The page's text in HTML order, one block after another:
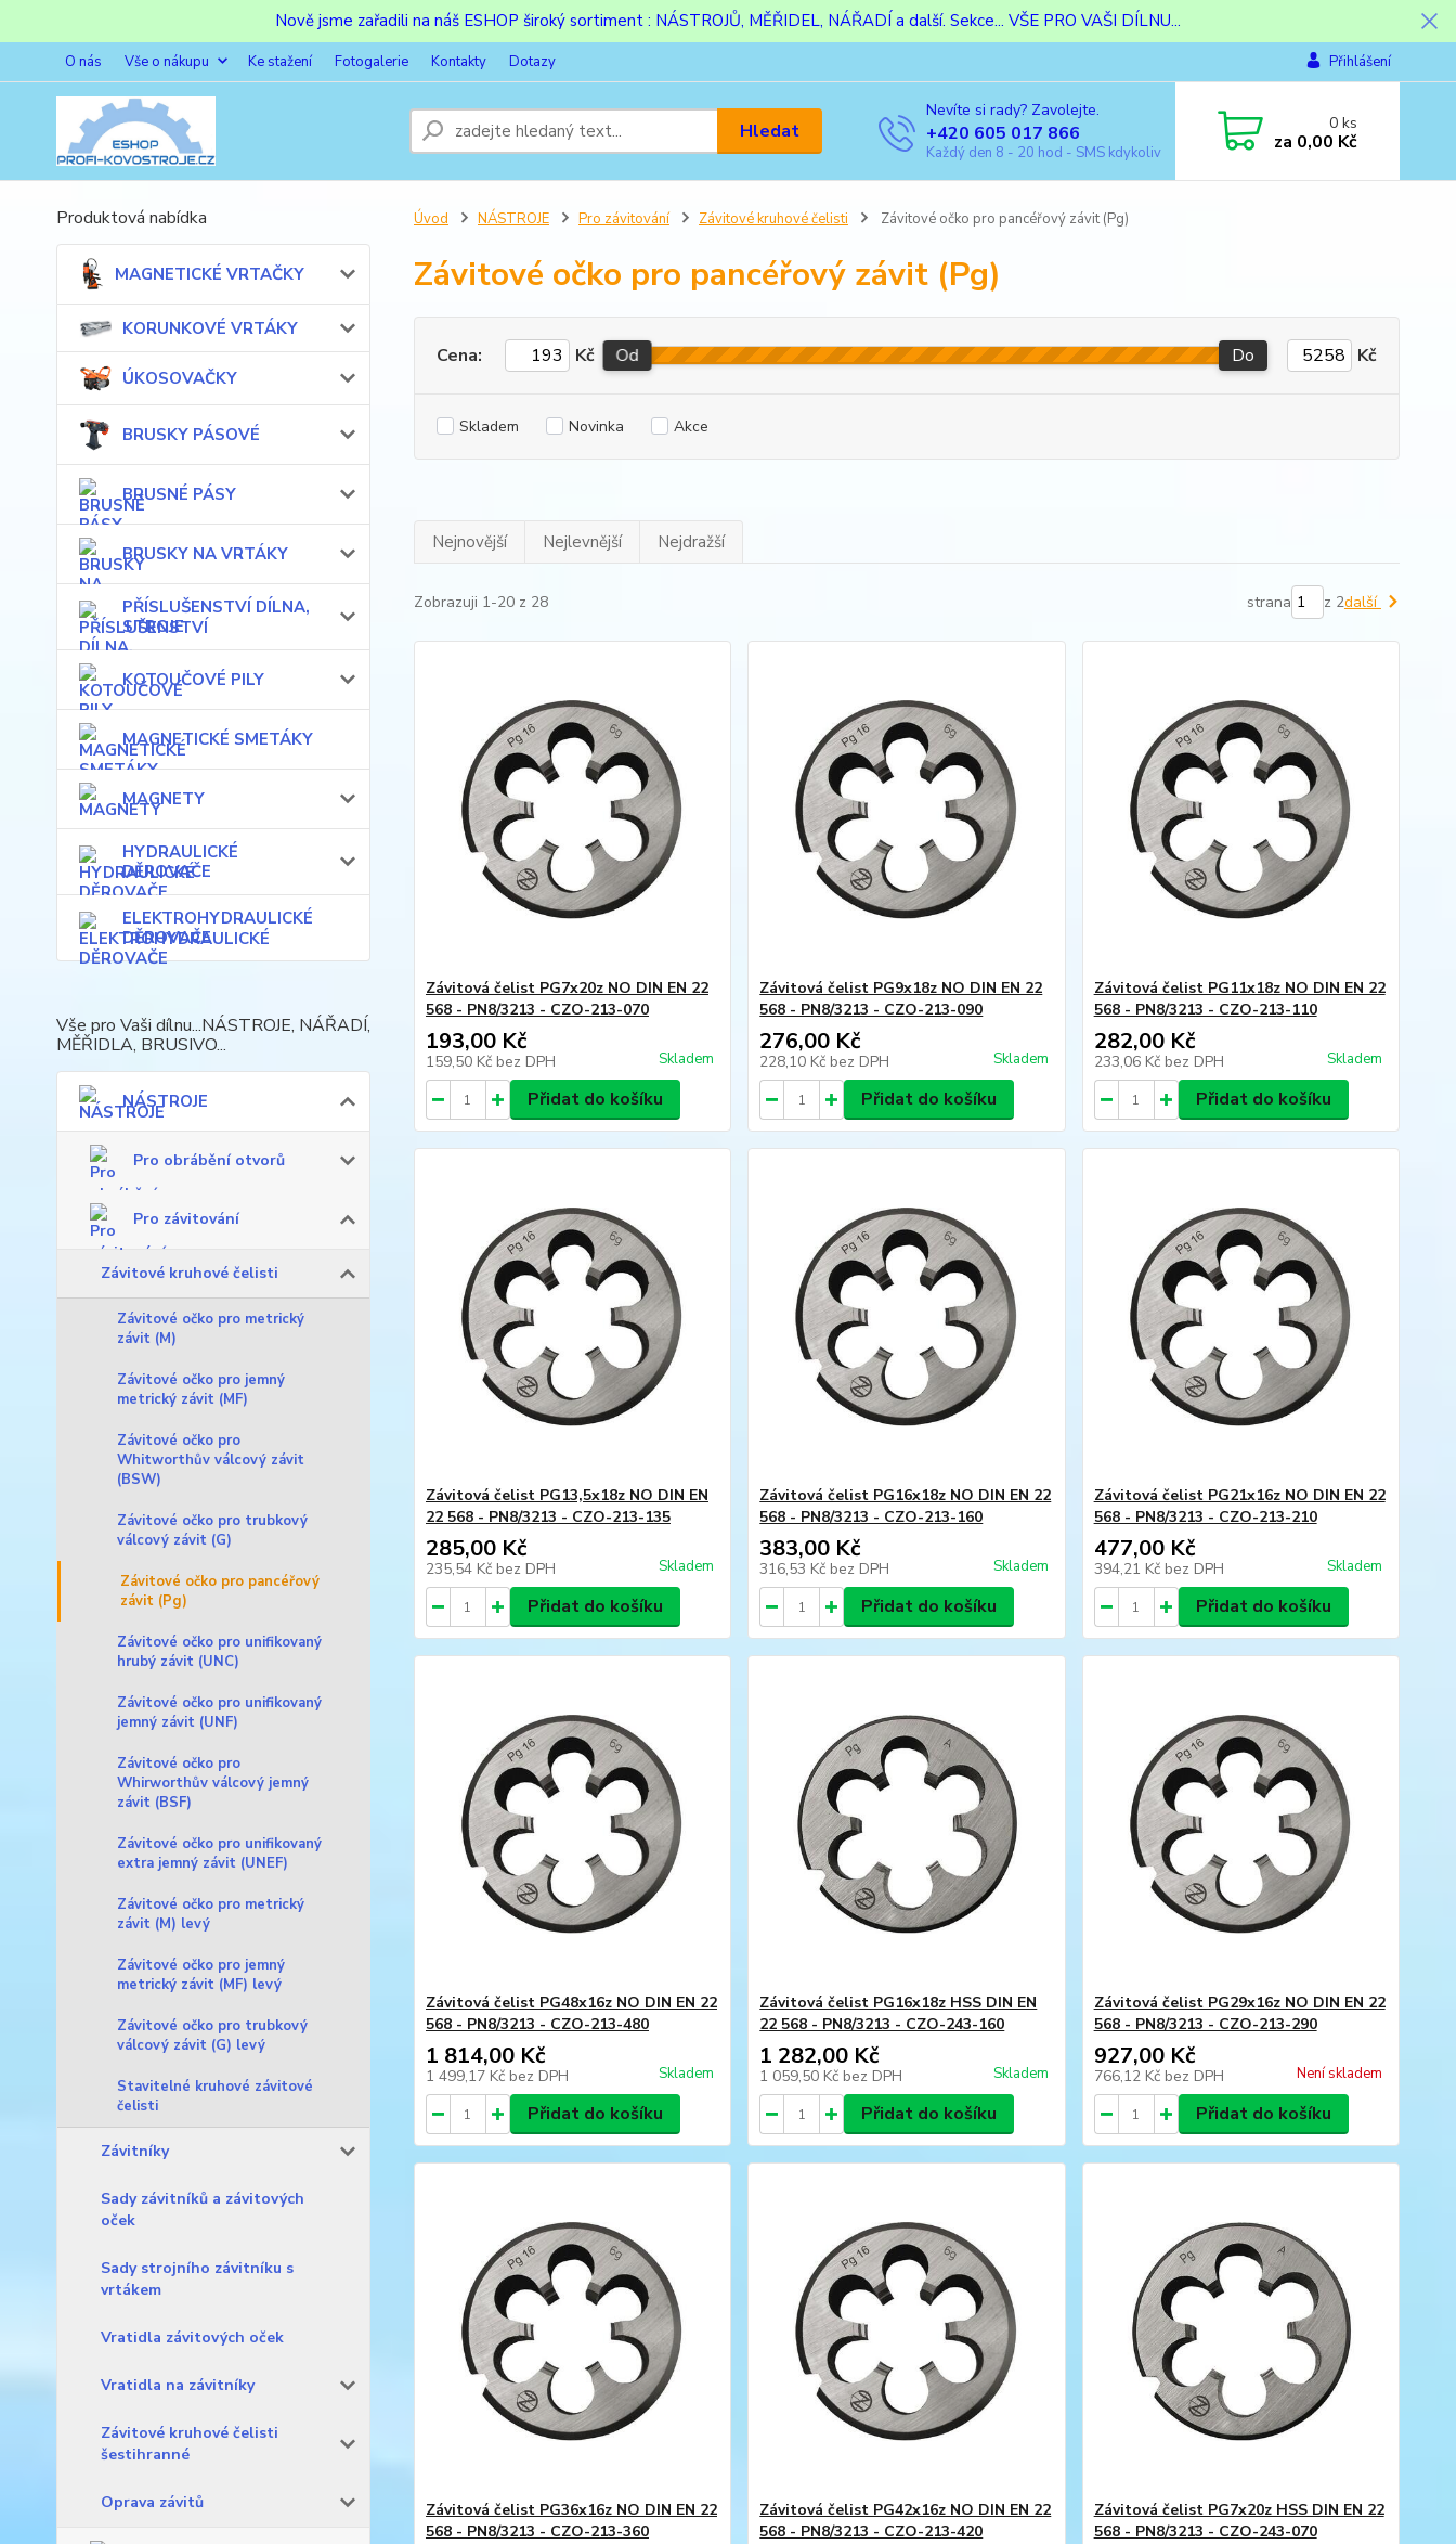
Nově jsme zařadili na náš ESHOP široký sortiment : NÁSTROJŮ, MĚŘIDEL, NÁŘADÍ a další. Sekce... VŠE PRO VAŠI DÍLNU...
O nás Vše o nákupu Ke stažení Fotogalerie Kontakty Dotazy Přihlášení
Hledat
Nevíte si rady? Zavolejte.
+420 605 017 866
Každý den 8 - 20 hod - SMS kdykoliv
0ks
za 0,00 Kč
Produktová nabídka
MAGNETICKÉ VRTAČKY
KORUNKOVÉ VRTÁKY
ÚKOSOVAČKY
BRUSKY PÁSOVÉ
BRUSNÉ PÁSY
BRUSKY NA VRTÁKY
PŘÍSLUŠENSTVÍ DÍLNA,
STROJE
KOTOUČOVÉ PILY
MAGNETICKÉ SMETÁKY
MAGNETY
HYDRAULICKÉ
DĚROVAČE
ELEKTROHYDRAULICKÉ
DĚROVAČE
Vše pro Vaši dílnu...NÁSTROJE, NÁŘADÍ,
MĚŘIDLA, BRUSIVO...
NÁSTROJE
Pro obrábění otvorů
Pro závitování
Závitové kruhové čelisti
Závitové očko pro metrický
závit (M)
Závitové očko pro jemný
metrický závit (MF)
Závitové očko pro
Whitworthův válcový závit
(BSW)
Závitové očko pro trubkový
válcový závit (G)
Závitové očko pro pancéřový
závit (Pg)
Závitové očko pro unifikovaný
hrubý závit (UNC)
Závitové očko pro unifikovaný
jemný závit (UNF)
Závitové očko pro
Whirworthův válcový jemný
závit (BSF)
Závitové očko pro unifikovaný
extra jemný závit (UNEF)
Závitové očko pro metrický
závit (M) levý
Závitové očko pro jemný
metrický závit (MF) levý
Závitové očko pro trubkový
válcový závit (G) levý
Stavitelné kruhové závitové
čelisti
Závitníky
Sady závitníků a závitových
oček
Sady strojního závitníku s
vrtákem
Vratidla závitových oček
Vratidla na závitníky
Závitové kruhové čelisti
šestihranné
Oprava závitů
Úvod NÁSTROJE Pro závitování Závitové kruhové čelisti Závitové očko pro pancéřový závit (Pg)
Závitové očko pro pancéřový závit (Pg)
Cena: Kč Od Do Kč
Skladem Novinka Akce
Nejnovější Nejlevnější Nejdražší
Zobrazuji 1-20 z 28 strana z 2další
Závitová čelist PG7x20z NO DIN EN 22
568 - PN8/3213 - CZO-213-070
193,00 Kč
159,50 Kč bez DPH Skladem
Přidat do košíku
Závitová čelist PG9x18z NO DIN EN 22
568 - PN8/3213 - CZO-213-090
276,00 Kč
228,10 Kč bez DPH Skladem
Přidat do košíku
Závitová čelist PG11x18z NO DIN EN 22
568 - PN8/3213 - CZO-213-110
282,00 Kč
233,06 Kč bez DPH Skladem
Přidat do košíku
Závitová čelist PG13,5x18z NO DIN EN
22 568 - PN8/3213 - CZO-213-135
285,00 Kč
235,54 Kč bez DPH Skladem
Přidat do košíku
Závitová čelist PG16x18z NO DIN EN 22
568 - PN8/3213 - CZO-213-160
383,00 Kč
316,53 Kč bez DPH Skladem
Přidat do košíku
Závitová čelist PG21x16z NO DIN EN 22
568 - PN8/3213 - CZO-213-210
477,00 Kč
394,21 Kč bez DPH Skladem
Přidat do košíku
Závitová čelist PG48x16z NO DIN EN 22
568 - PN8/3213 - CZO-213-480
1 814,00 Kč
1 499,17 Kč bez DPH Skladem
Přidat do košíku
Závitová čelist PG16x18z HSS DIN EN
22 568 - PN8/3213 - CZO-243-160
1 282,00 Kč
1 059,50 Kč bez DPH Skladem
Přidat do košíku
Závitová čelist PG29x16z NO DIN EN 22
568 - PN8/3213 - CZO-213-290
927,00 Kč
766,12 Kč bez DPH Není skladem
Přidat do košíku
Závitová čelist PG36x16z NO DIN EN 22
568 - PN8/3213 - CZO-213-360
Závitová čelist PG42x16z NO DIN EN 22
568 - PN8/3213 - CZO-213-420
Závitová čelist PG7x20z HSS DIN EN 22
568 - PN8/3213 - CZO-243-070